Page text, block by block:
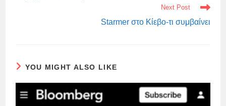
Next Post
Starmer στο Κίεβο-τι συμβαίνει
YOU MIGHT ALSO LIKE